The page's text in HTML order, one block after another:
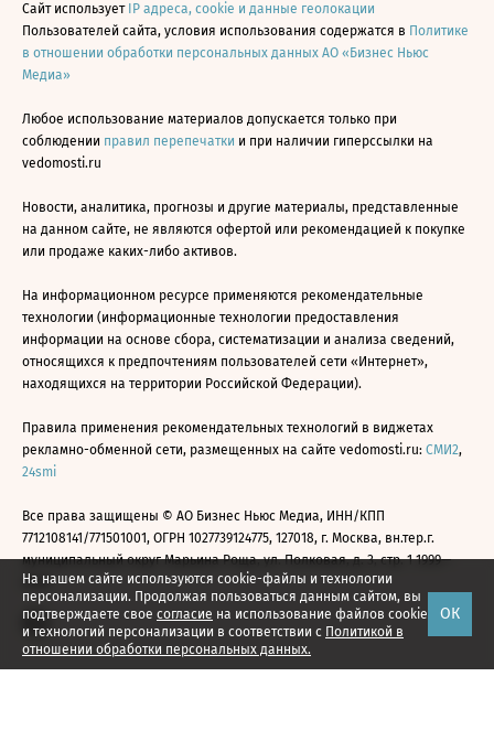
На нашем сайте используются cookie-файлы и технологии
персонализации. Продолжая пользоваться данным сайтом, вы
подтверждаете свое согласие на использование файлов cookie
и технологий персонализации в соответствии с Политикой в
отношении обработки персональных данных.
ОК
Сайт использует IP адреса, cookie и данные геолокации
Пользователей сайта, условия использования содержатся в Политике
в отношении обработки персональных данных АО «Бизнес Ньюс
Медиа»
Любое использование материалов допускается только при
соблюдении правил перепечатки и при наличии гиперссылки на
vedomosti.ru
Новости, аналитика, прогнозы и другие материалы, представленные
на данном сайте, не являются офертой или рекомендацией к покупке
или продаже каких-либо активов.
На информационном ресурсе применяются рекомендательные
технологии (информационные технологии предоставления
информации на основе сбора, систематизации и анализа сведений,
относящихся к предпочтениям пользователей сети «Интернет»,
находящихся на территории Российской Федерации).
Правила применения рекомендательных технологий в виджетах
рекламно-обменной сети, размещенных на сайте vedomosti.ru: СМИ2,
24smi
Все права защищены © АО Бизнес Ньюс Медиа, ИНН/КПП
7712108141/771501001, ОГРН 1027739124775, 127018, г. Москва, вн.тер.г.
муниципальный округ Марьина Роща, ул. Полковая, д. 3, стр. 1 1999—
2026